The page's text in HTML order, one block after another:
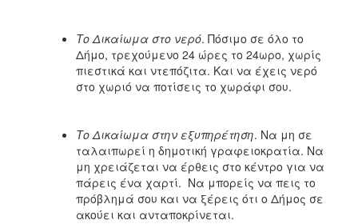
Το Δικαίωμα στο νερό. Πόσιμο σε όλο το
Δήμο, τρεχούμενο 24 ώρες το 24ωρο, χωρίς
πιεστικά και ντεπόζιτα. Και να έχεις νερό
στο χωριό να ποτίσεις το χωράφι σου.
Το Δικαίωμα στην εξυπηρέτηση. Να μη σε
ταλαιπωρεί η δημοτική γραφειοκρατία. Να
μη χρειάζεται να έρθεις στο κέντρο για να
πάρεις ένα χαρτί. Να μπορείς να πεις το
πρόβλημά σου και να ξέρεις ότι ο Δήμος σε
ακούει και ανταποκρίνεται.